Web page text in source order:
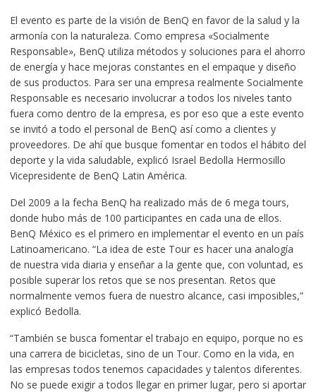
El evento es parte de la visión de BenQ en favor de la salud y la
armonía con la naturaleza. Como empresa «Socialmente
Responsable», BenQ utiliza métodos y soluciones para el ahorro
de energía y hace mejoras constantes en el empaque y diseño
de sus productos. Para ser una empresa realmente Socialmente
Responsable es necesario involucrar a todos los niveles tanto
fuera como dentro de la empresa, es por eso que a este evento
se invitó a todo el personal de BenQ así como a clientes y
proveedores. De ahí que busque fomentar en todos el hábito del
deporte y la vida saludable, explicó Israel Bedolla Hermosillo
Vicepresidente de BenQ Latin América.
Del 2009 a la fecha BenQ ha realizado más de 6 mega tours,
donde hubo más de 100 participantes en cada una de ellos.
BenQ México es el primero en implementar el evento en un país
Latinoamericano. “La idea de este Tour es hacer una analogía
de nuestra vida diaria y enseñar a la gente que, con voluntad, es
posible superar los retos que se nos presentan. Retos que
normalmente vemos fuera de nuestro alcance, casi imposibles,”
explicó Bedolla.
“También se busca fomentar el trabajo en equipo, porque no es
una carrera de bicicletas, sino de un Tour. Como en la vida, en
las empresas todos tenemos capacidades y talentos diferentes.
No se puede exigir a todos llegar en primer lugar, pero si aportar